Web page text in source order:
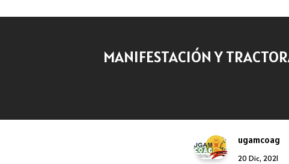
MANIFESTACIÓN Y
ugamcoag
20 Dic, 2021